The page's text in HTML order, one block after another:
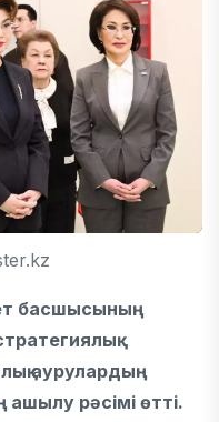
басшысының
аурулардың
рәсімі өтті.